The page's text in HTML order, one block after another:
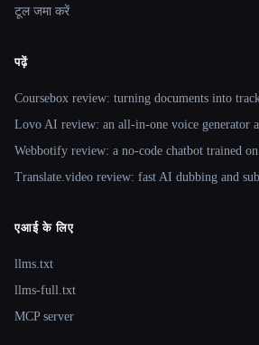
टूल जमा करें
पढ़ें
Coursebox review: turning documents into
Lovo AI review: an all-in-one voice generator
Webbotify review: a no-code chatbot trained
Translate.video review: fast AI dubbing and
एआई के लिए
llms.txt
llms-full.txt
MCP server